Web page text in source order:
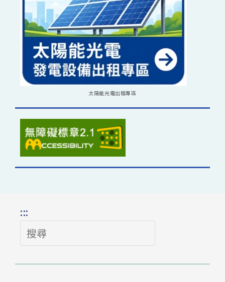
太陽能光電出租專區
:::
搜
尋